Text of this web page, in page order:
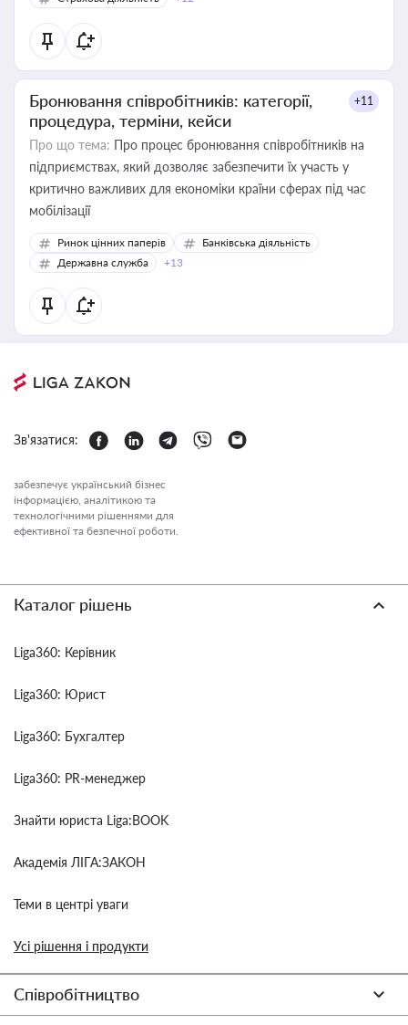
Бронювання співробітників: категорії,
процедура, терміни, кейси
+11
Про що тема: Про процес бронювання співробітників на
підприємствах, який дозволяє забезпечити їх участь у
критично важливих для економіки країни сферах під час
мобілізації
Ринок цінних паперів
Банківська діяльність
Державна служба
+13
Зв'язатися:
забезпечує український бізнес
інформацією, аналітикою та
технологічними рішеннями для
ефективної та безпечної роботи.
Каталог рішень
Liga360: Керівник
Liga360: Юрист
Liga360: Бухгалтер
Liga360: PR-менеджер
Знайти юриста Liga:BOOK
Академія ЛІГА:ЗАКОН
Теми в центрі уваги
Усі рішення і продукти
Співробітництво